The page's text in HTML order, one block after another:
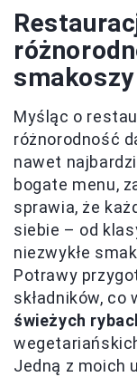
smakoszy
Myśląc o
różnorodność
nawet
bogate menu,
sprawia, że
siebie – od
niezwykłe
Potrawy
składników, co
świeżych
Jedną z moich